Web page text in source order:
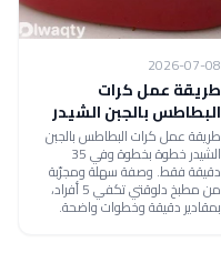
2026-07-08
طريقة عمل كرات
البطاطس بالجبن الشيدر
طريقة عمل كرات البطاطس بالجبن
الشيدر خطوة بخطوة وفي 35
دقيقة فقط. وصفة سهلة ومجرّبة
من مطبخ دلوقتي تكفي 5 أفراد،
بمقادير دقيقة وخطوات واضحة.